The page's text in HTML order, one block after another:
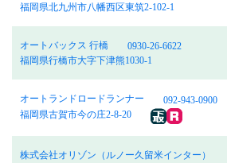
福岡県北九州市八幡西区東筑2-102-1
オートバックス 行橋
0930-26-6622
福岡県行橋市大字下津熊1030-1
オートランドロードランナー
092-943-0900
福岡県古賀市今の庄2-8-20
株式会社オリゾン（ルノー久留米インター）